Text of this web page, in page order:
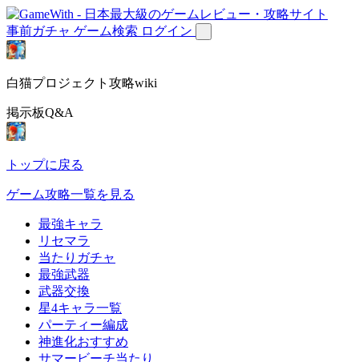
事前ガチャ ゲーム検索 ログイン
白猫プロジェクト攻略wiki
掲示板Q&A
トップに戻る
ゲーム攻略一覧を見る
最強キャラ
リセマラ
当たりガチャ
最強武器
武器交換
星4キャラ一覧
パーティー編成
神進化おすすめ
サマービーチ当たり